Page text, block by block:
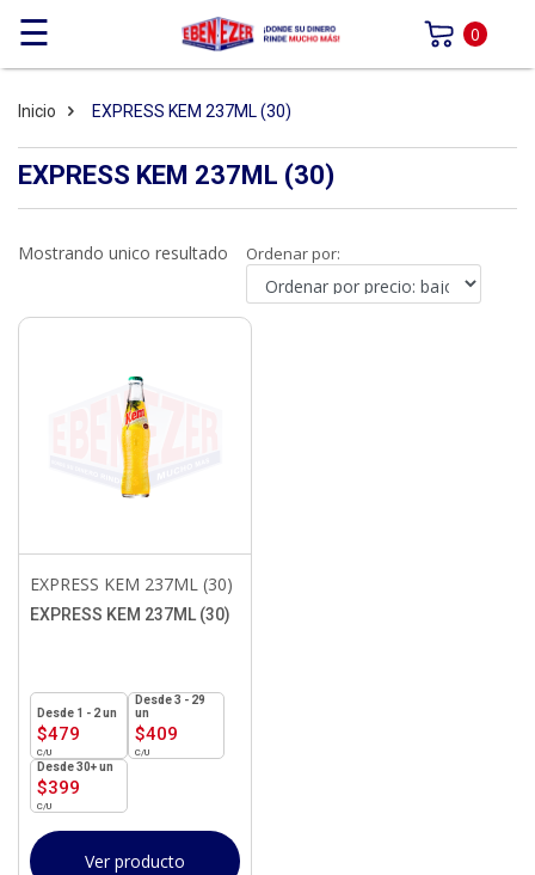
☰ 0
Inicio EXPRESS KEM 237ML (30)
EXPRESS KEM 237ML (30)
Mostrando unico resultado Ordenar por:
EXPRESS KEM 237ML (30)
EXPRESS KEM 237ML (30)
$479
1 - 2un
$409
3 - 29
un
$399
30+ un
Ver producto